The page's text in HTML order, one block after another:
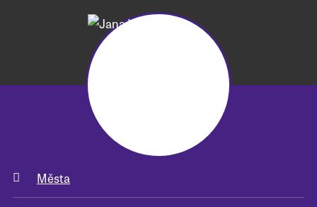
Pro školy
Města